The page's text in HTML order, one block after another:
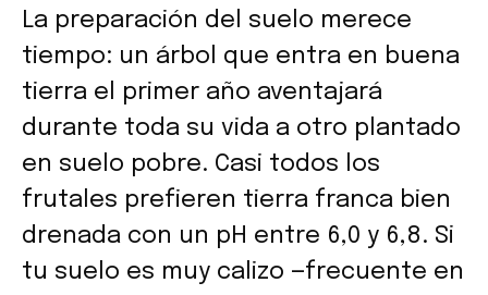
La preparación del suelo merece
tiempo: un árbol que entra en buena
tierra el primer año aventajará
durante toda su vida a otro plantado
en suelo pobre. Casi todos los
frutales prefieren tierra franca bien
drenada con un pH entre 6,0 y 6,8. Si
tu suelo es muy calizo —frecuente en